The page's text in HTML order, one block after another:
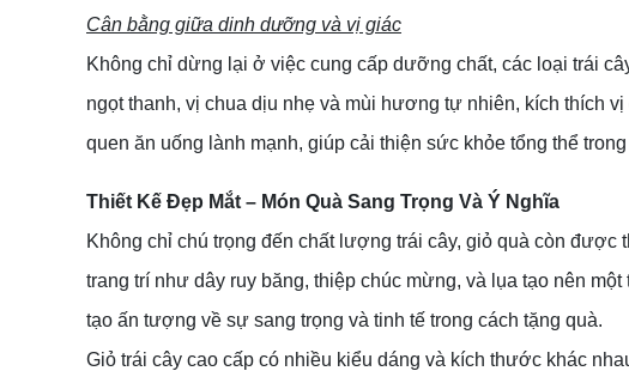
Cân bằng giữa dinh dưỡng và vị giác
Không chỉ dừng lại ở việc cung cấp dưỡng chất, các loại trái
ngọt thanh, vị chua dịu nhẹ và mùi hương tự nhiên, kích thích
quen ăn uống lành mạnh, giúp cải thiện sức khỏe tổng thể
Thiết Kế Đẹp Mắt – Món Quà Sang Trọng Và Ý Nghĩa
Không chỉ chú trọng đến chất lượng trái cây, giỏ quà còn
trang trí như dây ruy băng, thiệp chúc mừng, và lụa tạo nên một
tạo ấn tượng về sự sang trọng và tinh tế trong cách tặng quà.
Giỏ trái cây cao cấp có nhiều kiểu dáng và kích thước khác